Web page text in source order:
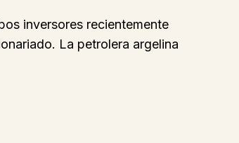
inversores recientemente
La petrolera argelina